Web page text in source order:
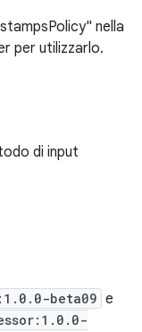
nella
per utilizzarlo.
di input
beta09 e